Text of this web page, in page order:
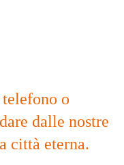
o
dalle nostre
città eterna.